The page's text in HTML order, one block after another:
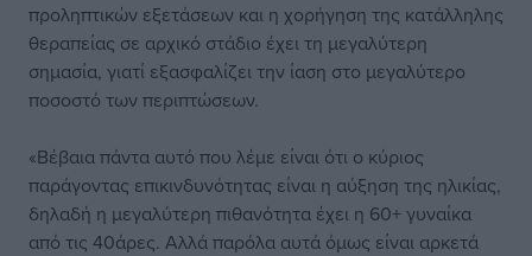
προληπτικών εξετάσεων και η χορήγηση της κατάλληλης
θεραπείας σε αρχικό στάδιο έχει τη μεγαλύτερη
σημασία, γιατί εξασφαλίζει την ίαση στο μεγαλύτερο
ποσοστό των περιπτώσεων.
«Βέβαια πάντα αυτό που λέμε είναι ότι ο κύριος
παράγοντας επικινδυνότητας είναι η αύξηση της ηλικίας,
δηλαδή η μεγαλύτερη πιθανότητα έχει η 60+ γυναίκα
από τις 40άρες. Αλλά παρόλα αυτά όμως είναι αρκετά